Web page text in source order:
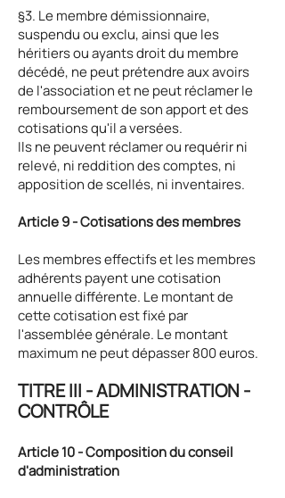
§3. Le membre démissionnaire,
suspendu ou exclu, ainsi que les
héritiers ou ayants droit du membre
décédé, ne peut prétendre aux avoirs
de l'association et ne peut réclamer le
remboursement de son apport et des
cotisations qu'il a versées.
Ils ne peuvent réclamer ou requérir ni
relevé, ni reddition des comptes, ni
apposition de scellés, ni inventaires.
Article 9 - Cotisations des membres
Les membres effectifs et les membres
adhérents payent une cotisation
annuelle différente. Le montant de
cette cotisation est fixé par
l'assemblée générale. Le montant
maximum ne peut dépasser 800 euros.
TITRE III - ADMINISTRATION -
CONTRÔLE
Article 10 - Composition du conseil
d'administration